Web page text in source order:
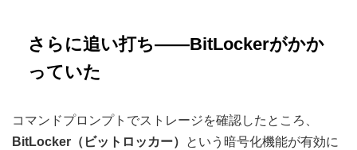
さらに追い打ち——BitLockerがかか
っていた
コマンドプロンプトでストレージを確認したところ、
BitLocker（ビットロッカー）
という暗号化機能が有効に